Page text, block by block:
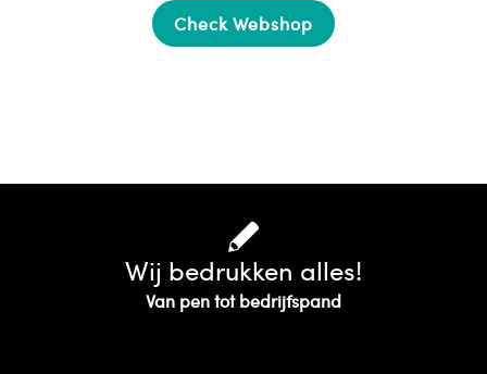
Check Webshop
Wij bedrukken alles!
Van pen tot bedrijfspand